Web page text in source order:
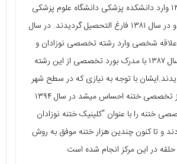
ایشان در سال ۱۳۷۴ وارد دانشکده پزشکی دانشگاه علوم پزشکی
شهید بهشتی شده و در سال ۱۳۸۱ فارغ التحصیل گردیدند. در سال
به علاقه شخصی وارد رشته تخصصی نوزادان و
اطفال شده و در سال ۱۳۸۷ با مدرک بورد تخصصی از این رشته
با توجه به نیازی که در سطح شهر
تهران به یک مرکز تخصصی ختنه احساس میشد در سال ۱۳۹۴
ختنه را با عنوان “کلینیک ختنه نوزادان
و تا کنون چندین هزار ختنه موفق به روش
حلقه در این مرکز انجام شده است